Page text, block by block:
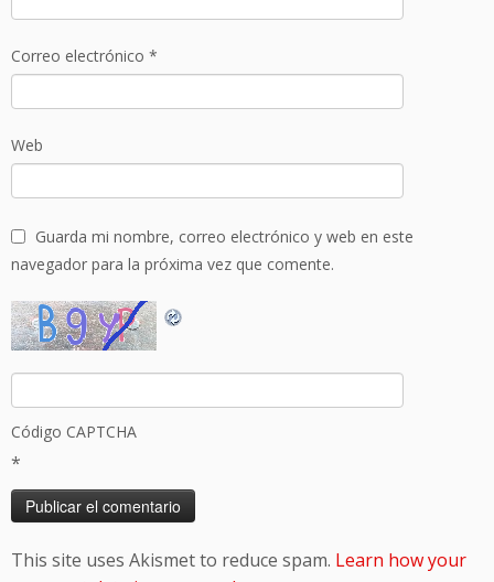
Correo electrónico *
Web
Guarda mi nombre, correo electrónico y web en este
navegador para la próxima vez que comente.
Código CAPTCHA
*
This site uses Akismet to reduce spam. Learn how your